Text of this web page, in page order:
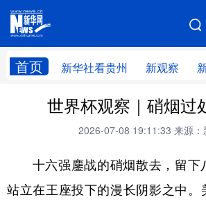
首页 新华社看贵州 新观察
网站地图
新华社看贵州 新观察 新动能
贵州领导 人事
专题 访谈 直播
畅游贵州 数字贵州 律动贵
世界杯观察｜硝烟过
2026-07-08 19:11:33 来源：
十六强鏖战的硝烟散去，留下
站立在王座投下的漫长阴影之中。